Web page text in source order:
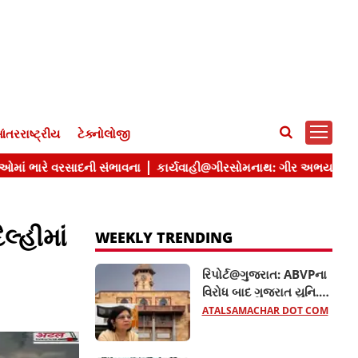
ટેક્નોલોજી
WEEKLY TRENDING
રિપોર્ટ@ગુજરાત: ABVPના
વિરોધ બાદ ગુજરાત યુનિ.ના
10 હોદ્દેદારો સસ્પેન્ડ, જાણો
ATALSAMACHAR DOT COM